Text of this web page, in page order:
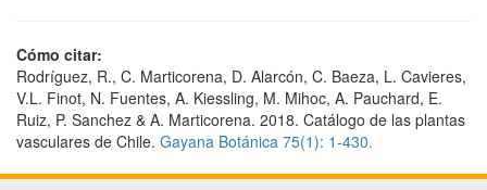
Cómo citar:
Rodríguez, R., C. Marticorena, D. Alarcón, C. Baeza, L. Cavieres,
V.L. Finot, N. Fuentes, A. Kiessling, M. Mihoc, A. Pauchard, E.
Ruiz, P. Sanchez & A. Marticorena. 2018. Catálogo de las plantas
vasculares de Chile. Gayana Botánica 75(1): 1-430.